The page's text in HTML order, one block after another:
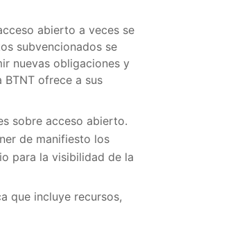
abierto a veces se
subvencionados se
nuevas obligaciones y
ofrece a sus
sobre acceso abierto.
de manifiesto los
para la visibilidad de la
que incluye recursos,